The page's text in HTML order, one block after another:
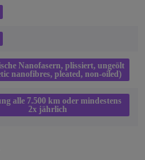
Nanofasern, plissiert, ungeölt
nanofibres, pleated, non-oiled)
alle 7.500 km oder mindestens
2x jährlich